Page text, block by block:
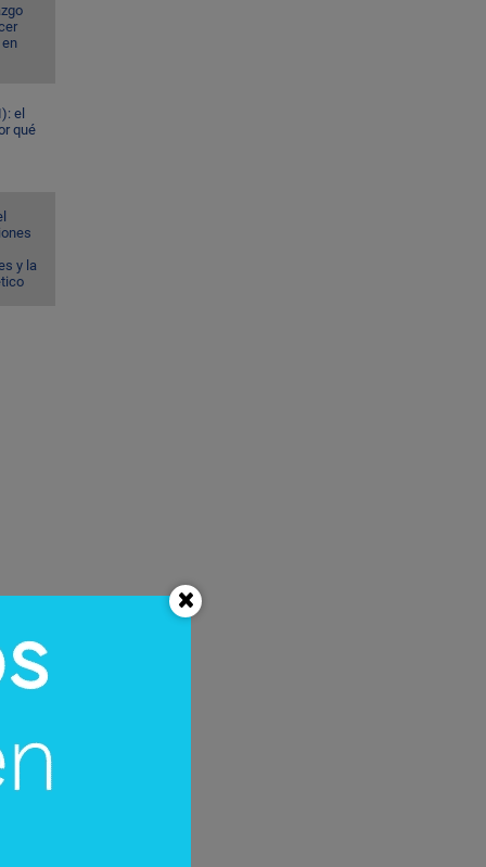
el
qué
y la